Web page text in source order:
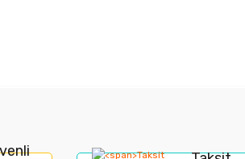
ürüne ilk yorumu siz yapın!